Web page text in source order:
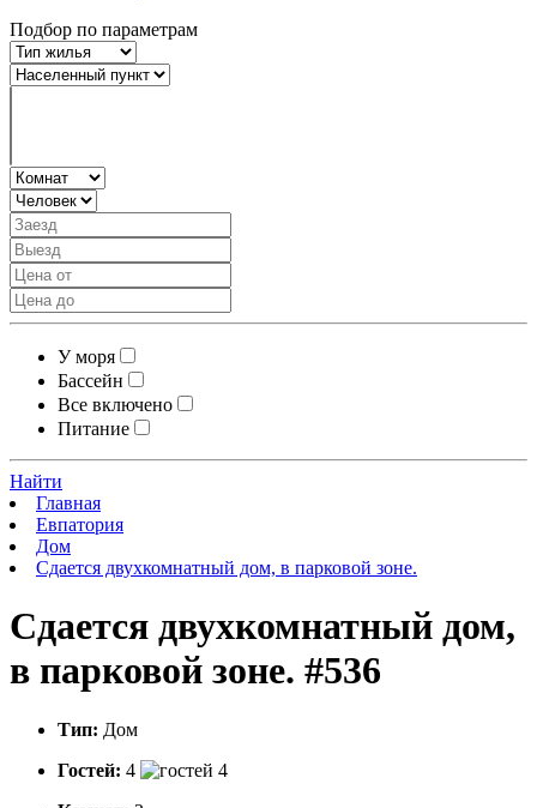
Подбор по параметрам
У моря
Бассейн
Все включено
Питание
Найти
Главная
Евпатория
Дом
Сдается двухкомнатный дом, в парковой зоне.
Сдается двухкомнатный дом,
в парковой зоне. #536
Тип: Дом
Гостей: 4